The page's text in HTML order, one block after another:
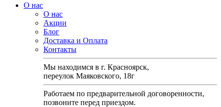
О нас
О нас
Акции
Блог
Доставка и Оплата
Контакты
Мы находимся в г. Красноярск,
переулок Маяковского, 18г
Работаем по предварительной договоренности,
позвоните перед приездом.